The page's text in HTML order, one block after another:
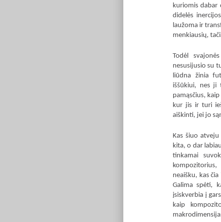
kuriomis dabar
didelės
laužoma ir
menkiausių,
Todėl
nesusijusio su
liūdna žinia
iššūkiui, nes ji
pamąsčius,
kur jis ir turi
aiškinti, jei jo
Kas šiuo
kita, o dar
tinkamai
neaišku, kas
Galima spėti,
įsiskverbia į
kaip